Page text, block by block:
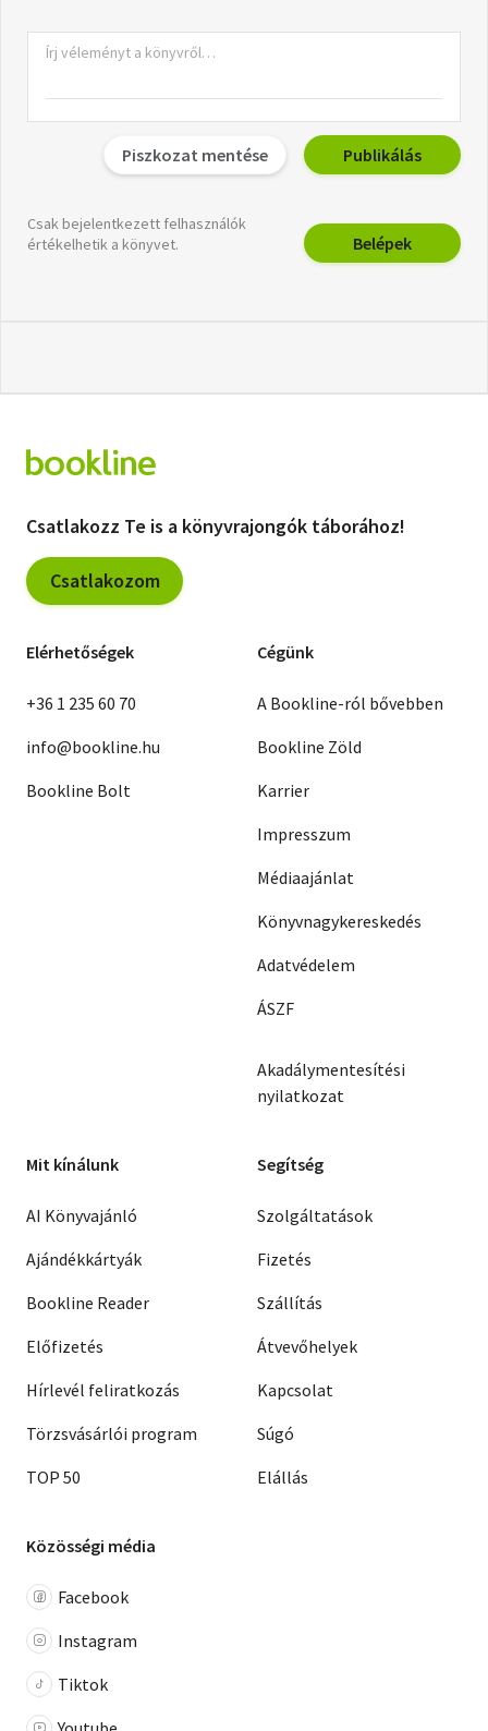
Piszkozat mentése Publikálás
Csak bejelentkezett felhasználók
értékelhetik a könyvet.
Belépek
Csatlakozz Te is a könyvrajongók táborához!
Csatlakozom
Elérhetőségek
+36 1 235 60 70
info@bookline.hu
Bookline Bolt
Cégünk
A Bookline-ról bővebben
Bookline Zöld
Karrier
Impresszum
Médiaajánlat
Könyvnagykereskedés
Adatvédelem
ÁSZF
Akadálymentesítési
nyilatkozat
Mit kínálunk
AI Könyvajánló
Ajándékkártyák
Bookline Reader
Előfizetés
Hírlevél feliratkozás
Törzsvásárlói program
TOP 50
Segítség
Szolgáltatások
Fizetés
Szállítás
Átvevőhelyek
Kapcsolat
Súgó
Elállás
Közösségi média
Facebook
Instagram
Tiktok